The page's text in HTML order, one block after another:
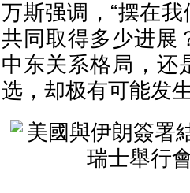
万斯强调，“摆在
共同取得多少进展
中东关系格局，
选，却极有可能发